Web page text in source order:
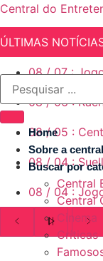
Central do
ÚLTIMAS
08 / 07 :
08 / 06 :
08 / 05 :
08 / 04 :
08 / 04 :
Home
Sobre a central
Buscar por
Central
Central
Cinema
Críticas